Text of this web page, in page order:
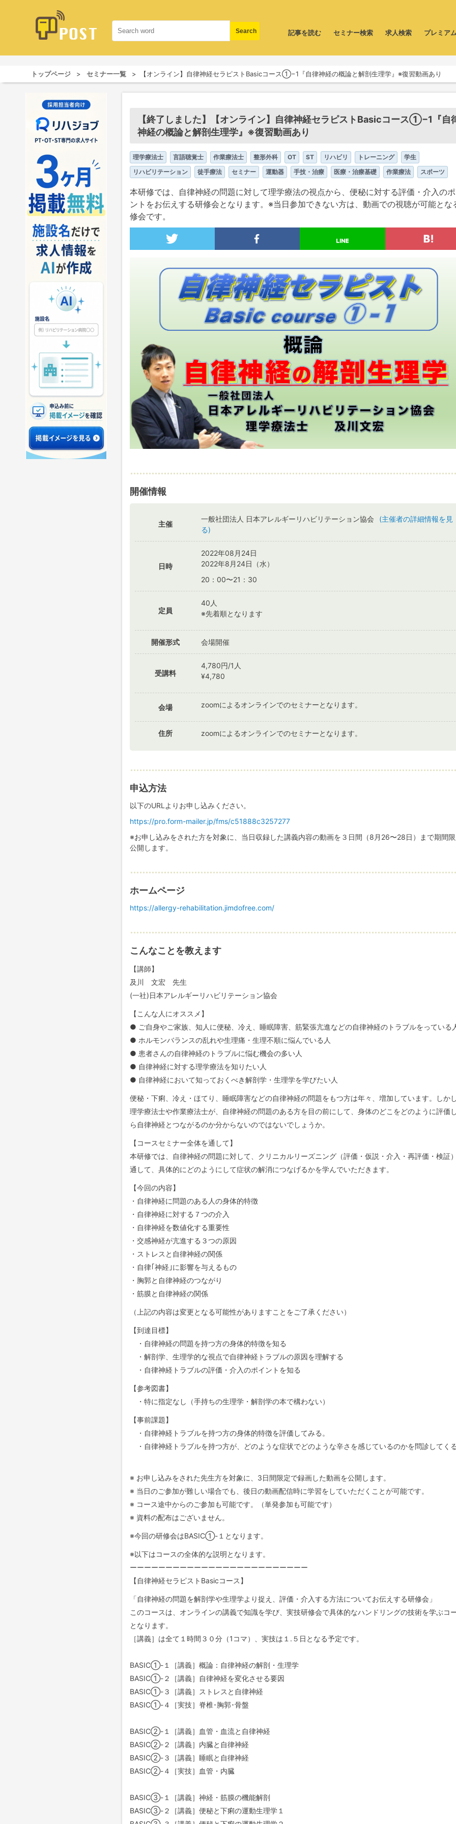
記事を読む セミナー検索 求人検索 プレミア
トップページ セミナー一覧 【オンライン】自律神経セラピストBasicコース①−1『自律神経の概論と解剖生理学』※復習動画あり
【終了しました】【オンライン】自律神経セラピストBasicコース①−1『自
神経の概論と解剖生理学』※復習動画あり
理学療法士 言語聴覚士 作業療法士 整形外科 OT ST リハビリ トレーニング
学生
リハビリテーション
徒手療法 セミナー 運動器 手技・治療 医療・治療基礎 作業療法 スポーツ
本研修では、自律神経の問題に対して理学療法の視点から、便秘に対する評価・介入の
ントをお伝えする研修会となります。※当日参加できない方は、動画での視聴が可能とな
修会です。
開催情報
主催
一般社団法人 日本アレルギーリハビリテーション協会
(主催者の詳細情報を見
る)
日時
2022年08月24日
2022年8月24日（水）
20：00〜21：30
定員
40人
※先着順となります
開催形式 会場開催
受講料
4,780円/1人
¥4,780
会場 zoomによるオンラインでのセミナーとなります。
住所 zoomによるオンラインでのセミナーとなります。
申込方法
以下のURLよりお申し込みください。
https://pro.form-mailer.jp/fms/c51888c3257277
※お申し込みをされた方を対象に、当日収録した講義内容の動画を３日間（8月26〜28日）まで期間
公開します。
ホームページ
https://allergy-rehabilitation.jimdofree.com/
こんなことを教えます
【講師】
及川 文宏 先生
(一社)日本アレルギーリハビリテーション協会
【こんな人にオススメ】
● ご自身やご家族、知人に便秘、冷え、睡眠障害、筋緊張亢進などの自律神経のトラブルをっている
● ホルモンバランスの乱れや生理痛・生理不順に悩んでいる人
● 患者さんの自律神経のトラブルに悩む機会の多い人
● 自律神経に対する理学療法を知りたい人
● 自律神経において知っておくべき解剖学・生理学を学びたい人
便秘・下痢、冷え・ほてり、睡眠障害などの自律神経の問題をもつ方は年々、増加しています。しか
理学療法士や作業療法士が、自律神経の問題のある方を目の前にして、身体のどこをどのように評価
ら自律神経とつながるのか分からないのではないでしょうか。
【コースセミナー全体を通して】
本研修では、自律神経の問題に対して、クリニカルリーズニング（評価・仮説・介入・再評価・検証
通して、具体的にどのようにして症状の解消につなげるかを学んでいただきます。
【今回の内容】
・自律神経に問題のある人の身体的特徴
・自律神経に対する７つの介入
・自律神経を数値化する重要性
・交感神経が亢進する３つの原因
・ストレスと自律神経の関係
・自律｢神経｣に影響を与えるもの
・胸郭と自律神経のつながり
・筋膜と自律神経の関係
（上記の内容は変更となる可能性がありますことをご了承ください）
【到達目標】
・自律神経の問題を持つ方の身体的特徴を知る
・解剖学、生理学的な視点で自律神経トラブルの原因を理解する
・自律神経トラブルの評価・介入のポイントを知る
【参考図書】
・特に指定なし（手持ちの生理学・解剖学の本で構わない）
【事前課題】
・自律神経トラブルを持つ方の身体的特徴を評価してみる。
・自律神経トラブルを持つ方が、どのような症状でどのような辛さを感じているのかを問診してく
※ お申し込みをされた先生方を対象に、3日間限定で録画した動画を公開します。
※ 当日のご参加が難しい場合でも、後日の動画配信時に学習をしていただくことが可能です。
※ コース途中からのご参加も可能です。（単発参加も可能です）
※ 資料の配布はございません。
※今回の研修会はBASIC①-１となります。
※以下はコースの全体的な説明となります。
ーーーーーーーーーーーーーーーーーーーーーーーーー
【自律神経セラピストBasicコース】
「自律神経の問題を解剖学や生理学より捉え、評価・介入する方法についてお伝えする研修会」
このコースは、オンラインの講義で知識を学び、実技研修会で具体的なハンドリングの技術を学ぶコ
となります。
［講義］は全て１時間３０分（1コマ）、実技は１.５日となる予定です。
BASIC①-１［講義］概論：自律神経の解剖・生理学
BASIC①-２［講義］自律神経を変化させる要因
BASIC①-３［講義］ストレスと自律神経
BASIC①-４［実技］脊椎･胸郭･骨盤
BASIC②-１［講義］血管・血流と自律神経
BASIC②-２［講義］内臓と自律神経
BASIC②-３［講義］睡眠と自律神経
BASIC②-４［実技］血管・内臓
BASIC③-１［講義］神経・筋膜の機能解剖
BASIC③-２［講義］便秘と下痢の運動生理学１